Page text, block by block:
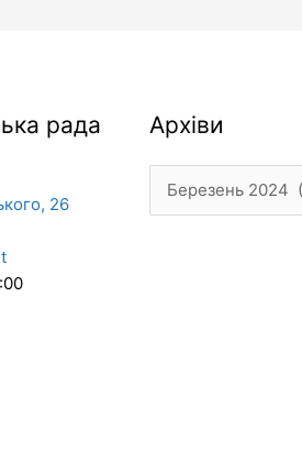
рада
26
Архіви
Архіви